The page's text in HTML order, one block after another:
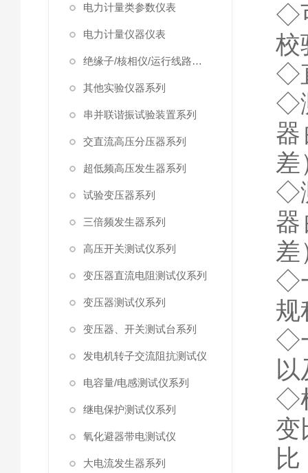
电力计量类参数仪表
电力计量仪器仪表
绝缘子/核相仪/运行线路试验仪器
其他实验仪器系列
串并联谐振试验装置系列
交直流高压分压器系列
超低频高压发生器系列
试验变压器系列
三倍频发生器系列
高压开关测试仪系列
变压器直流电阻测试仪系列
变压器测试仪系列
变压器、开关测试台系列
发电机转子交流阻抗测试仪
电容量/电感测试仪系列
继电保护测试仪系列
氧化避器带电测试仪
大电流发生器系列
◇
校
◇
◇
差
◇
差
◇
规
◇
◇
变